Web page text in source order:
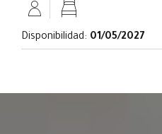
Disponibilidad: 01/05/2027